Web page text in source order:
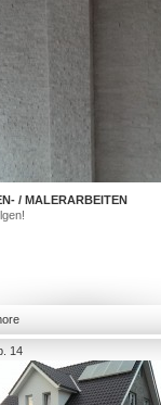
/ MALERARBEITEN
14